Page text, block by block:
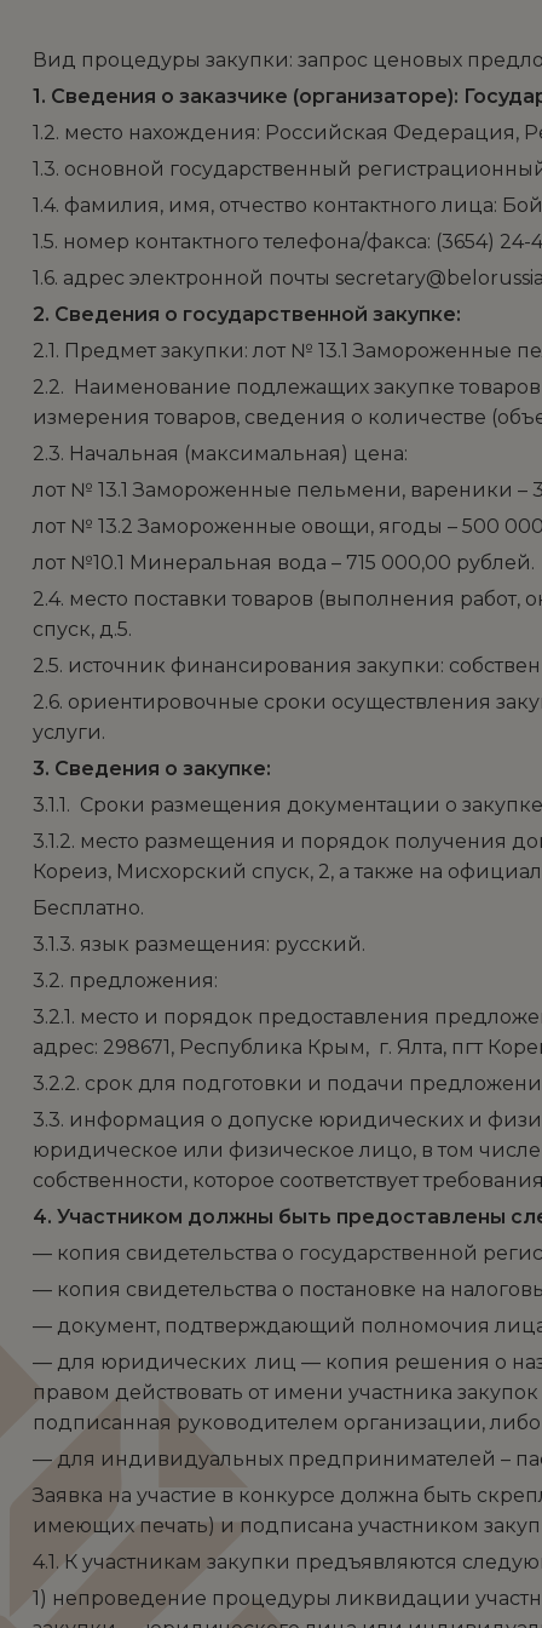
Вид процедуры закупки: запрос ценовых
1. Сведения о заказчике (организаторе):
1.2. место нахождения: Российская Федерация,
1.3. основной государственный
1.4. фамилия, имя, отчество контактного лица:
1.5. номер контактного телефона/факса: (3654) 24-
1.6. адрес электронной почты
2. Сведения о государственной закупке:
2.1. Предмет закупки: лот № 13.1 Замороженные
2.2. Наименование подлежащих закупке
измерения товаров, сведения о количестве
2.3. Начальная (максимальная) цена:
лот № 13.1 Замороженные пельмени, вареники –
лот № 13.2 Замороженные овощи, ягоды – 500
лот №10.1 Минеральная вода – 715 000,00 рублей.
2.4. место поставки товаров (выполнения
спуск, д.5.
2.5. источник финансирования закупки:
2.6. ориентировочные сроки осуществления
услуги.
3. Сведения о закупке:
3.1.1. Сроки размещения документации о
3.1.2. место размещения и порядок получения
Кореиз, Мисхорский спуск, 2, а также на
Бесплатно.
3.1.3. язык размещения: русский.
3.2. предложения:
3.2.1. место и порядок предоставления
адрес: 298671, Республика Крым, г. Ялта, пгт
3.2.2. срок для подготовки и подачи
3.3. информация о допуске юридических и
юридическое или физическое лицо, в том
собственности, которое соответствует
4. Участником должны быть предоставлены
— копия свидетельства о государственной
— копия свидетельства о постановке на
— документ, подтверждающий полномочия лица
— для юридических лиц — копия решения о
правом действовать от имени участника
подписанная руководителем организации,
— для индивидуальных предпринимателей –
Заявка на участие в конкурсе должна быть
имеющих печать) и подписана участником
4.1. К участникам закупки предъявляются
1) непроведение процедуры ликвидации